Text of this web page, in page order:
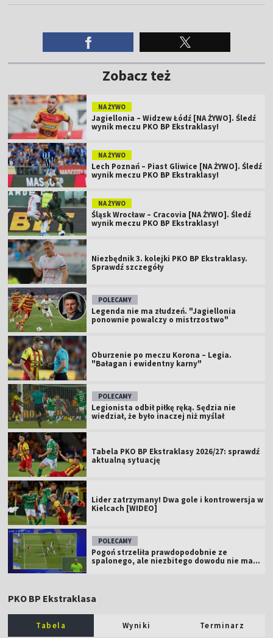
Zobacz też
NA ŻYWO
Jagiellonia – Widzew Łódź [NA ŻYWO]. Śledź
wynik meczu PKO BP Ekstraklasy!
NA ŻYWO
Lech Poznań – Piast Gliwice [NA ŻYWO]. Śledź
wynik meczu PKO BP Ekstraklasy!
NA ŻYWO
Śląsk Wrocław – Cracovia [NA ŻYWO]. Śledź
wynik meczu PKO BP Ekstraklasy!
Niezbędnik 3. kolejki PKO BP Ekstraklasy.
Sprawdź szczegóły
POLECAMY
Legenda nie ma złudzeń. "Jagiellonia
ponownie powalczy o mistrzostwo"
Oburzenie po meczu Korona – Legia.
"Bałagan i ewidentny karny"
POLECAMY
Legionista odbił piłkę ręką. Sędzia nie
wiedział, że było inaczej niż myślał
Tabela PKO BP Ekstraklasy 2026/27: sprawdź
aktualną sytuację
Lider zatrzymany! Dwa gole i kontrowersja w
Kielcach [WIDEO]
POLECAMY
Pogoń strzeliła prawdopodobnie ze
spalonego, ale niezbitego dowodu nie ma...
PKO BP Ekstraklasa
Tabela Wyniki Terminarz